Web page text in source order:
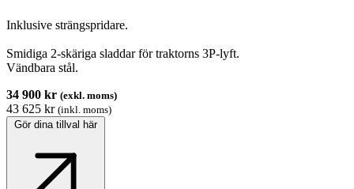
Inklusive strängspridare.
Smidiga 2-skäriga sladdar för traktorns 3P-lyft.
Vändbara stål.
34 900 kr (exkl. moms)
43 625 kr (inkl. moms)
Gör dina tillval här